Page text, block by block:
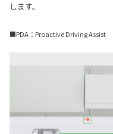
します。
■PDA：Proactive Driving Assist